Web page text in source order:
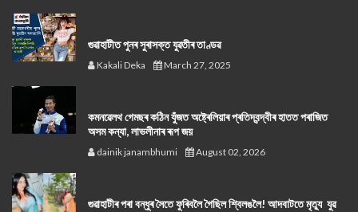
গুৱাহাটীত পুনৰ সুৰাসক্ত যুৱতীৰ তাণ্ডৱ
Kakali Deka March 27, 2025
কমনৱেলথ গেমছৰ কঠিন যুঁজত অষ্ট্ৰেলিয়াৰ প্ৰতিদ্বন্দ্বীৰ হাতত পৰাজিত
অসম কন্যা, লাভলীনাৰ ৰূপ জয়
dainik janambhumi August 02, 2026
গুৱাহাটীৰ পৰা বন্ধুৰ সৈতে ফুৰিবলৈ গৈছিল শ্বিলঙলৈ! আদবাটতে মৃত্যু যুৱ